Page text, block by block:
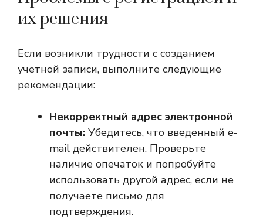
их решения
Если возникли трудности с созданием
учетной записи, выполните следующие
рекомендации:
Некорректный адрес электронной
почты: Убедитесь, что введенный e-
mail действителен. Проверьте
наличие опечаток и попробуйте
использовать другой адрес, если не
получаете письмо для
подтверждения.